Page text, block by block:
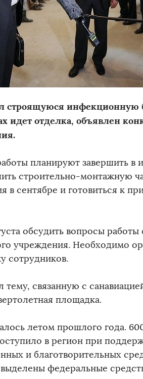
строящуюся инфекционную
идет отделка, объявлен
планируют завершить в
строительно-монтажную
в сентябре и готовиться к
обсудить вопросы работы
учреждения. Необходимо
сотрудников.
тему, связанную с
площадка.
летом прошлого года.
в регион при
и благотворительных
федеральные